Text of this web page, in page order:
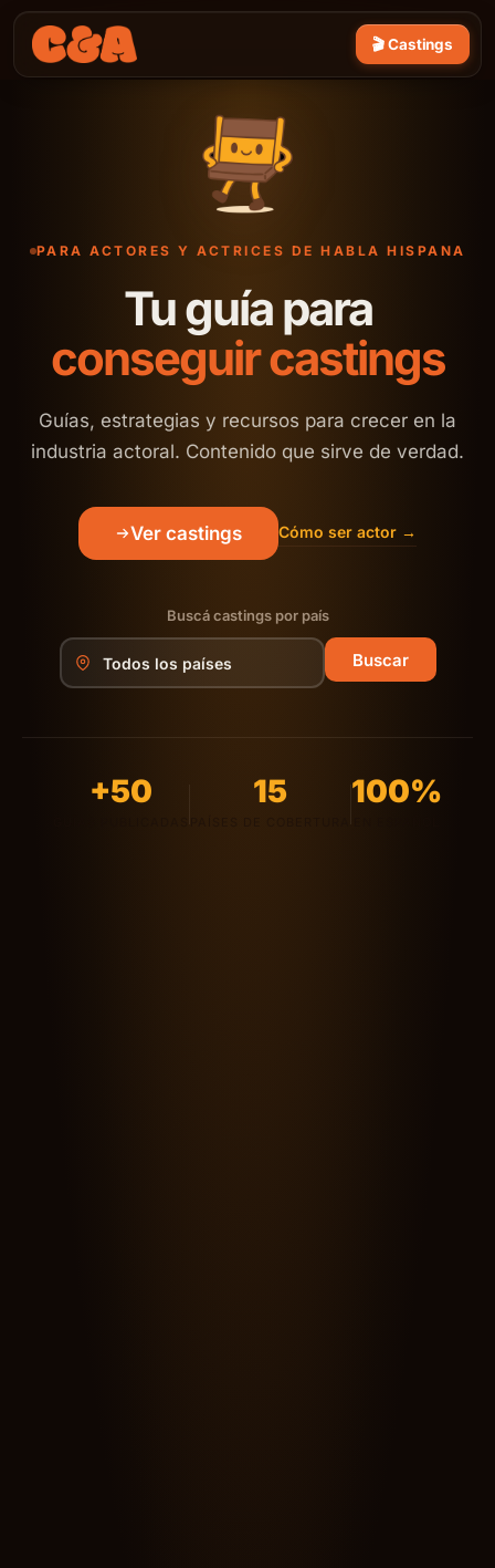
🎬 Castings
PARA ACTORES Y ACTRICES DE HABLA HISPANA
Tu guía para
conseguir castings
Guías, estrategias y recursos para crecer en la
industria actoral. Contenido que sirve de verdad.
Ver castings Cómo ser actor →
Buscá castings por país
Buscar
+50 15 100%